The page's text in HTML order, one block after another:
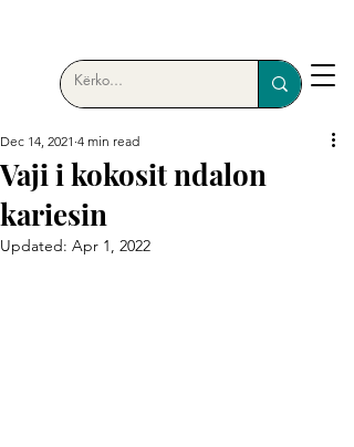
Vaji i kokosit ndalon
kariesin
Dec 14, 2021 4 min read
Updated: Apr 1, 2022